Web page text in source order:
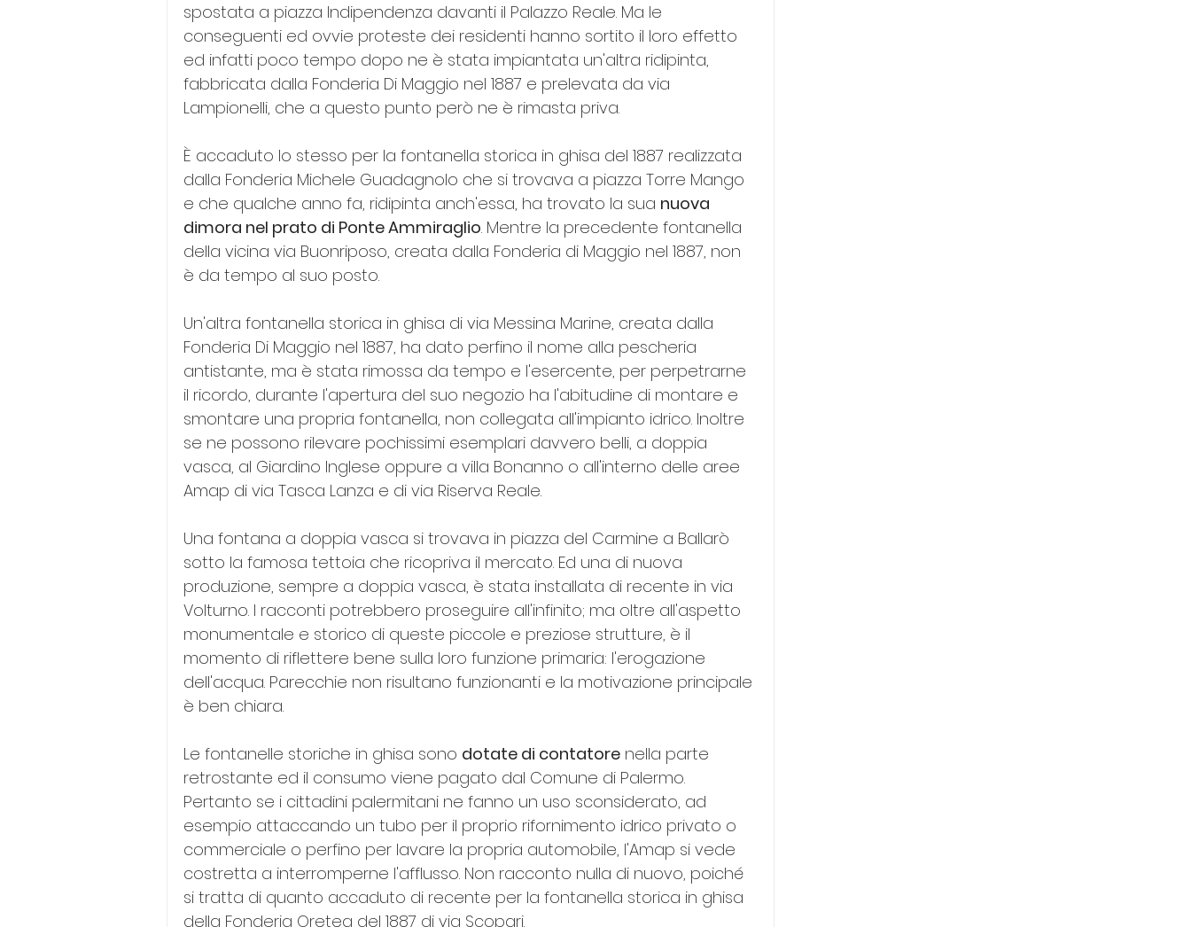
spostata a piazza Indipendenza davanti il Palazzo Reale. Ma le
conseguenti ed ovvie proteste dei residenti hanno sortito il loro effetto
ed infatti poco tempo dopo ne è stata impiantata un'altra ridipinta,
fabbricata dalla Fonderia Di Maggio nel 1887 e prelevata da via
Lampionelli, che a questo punto però ne è rimasta priva.
È accaduto lo stesso per la fontanella storica in ghisa del 1887 realizzata
dalla Fonderia Michele Guadagnolo che si trovava a piazza Torre Mango
e che qualche anno fa, ridipinta anch'essa, ha trovato la sua nuova
dimora nel prato di Ponte Ammiraglio. Mentre la precedente fontanella
della vicina via Buonriposo, creata dalla Fonderia di Maggio nel 1887, non
è da tempo al suo posto.
Un'altra fontanella storica in ghisa di via Messina Marine, creata dalla
Fonderia Di Maggio nel 1887, ha dato perfino il nome alla pescheria
antistante, ma è stata rimossa da tempo e l'esercente, per perpetrarne
il ricordo, durante l'apertura del suo negozio ha l'abitudine di montare e
smontare una propria fontanella, non collegata all'impianto idrico. Inoltre
se ne possono rilevare pochissimi esemplari davvero belli, a doppia
vasca, al Giardino Inglese oppure a villa Bonanno o all'interno delle aree
Amap di via Tasca Lanza e di via Riserva Reale.
Una fontana a doppia vasca si trovava in piazza del Carmine a Ballarò
sotto la famosa tettoia che ricopriva il mercato. Ed una di nuova
produzione, sempre a doppia vasca, è stata installata di recente in via
Volturno. I racconti potrebbero proseguire all'infinito; ma oltre all'aspetto
monumentale e storico di queste piccole e preziose strutture, è il
momento di riflettere bene sulla loro funzione primaria: l'erogazione
dell'acqua. Parecchie non risultano funzionanti e la motivazione principale
è ben chiara.
Le fontanelle storiche in ghisa sono dotate di contatore nella parte
retrostante ed il consumo viene pagato dal Comune di Palermo.
Pertanto se i cittadini palermitani ne fanno un uso sconsiderato, ad
esempio attaccando un tubo per il proprio rifornimento idrico privato o
commerciale o perfino per lavare la propria automobile, l'Amap si vede
costretta a interromperne l'afflusso. Non racconto nulla di nuovo, poiché
si tratta di quanto accaduto di recente per la fontanella storica in ghisa
della Fonderia Oretea del 1887 di via Scopari.